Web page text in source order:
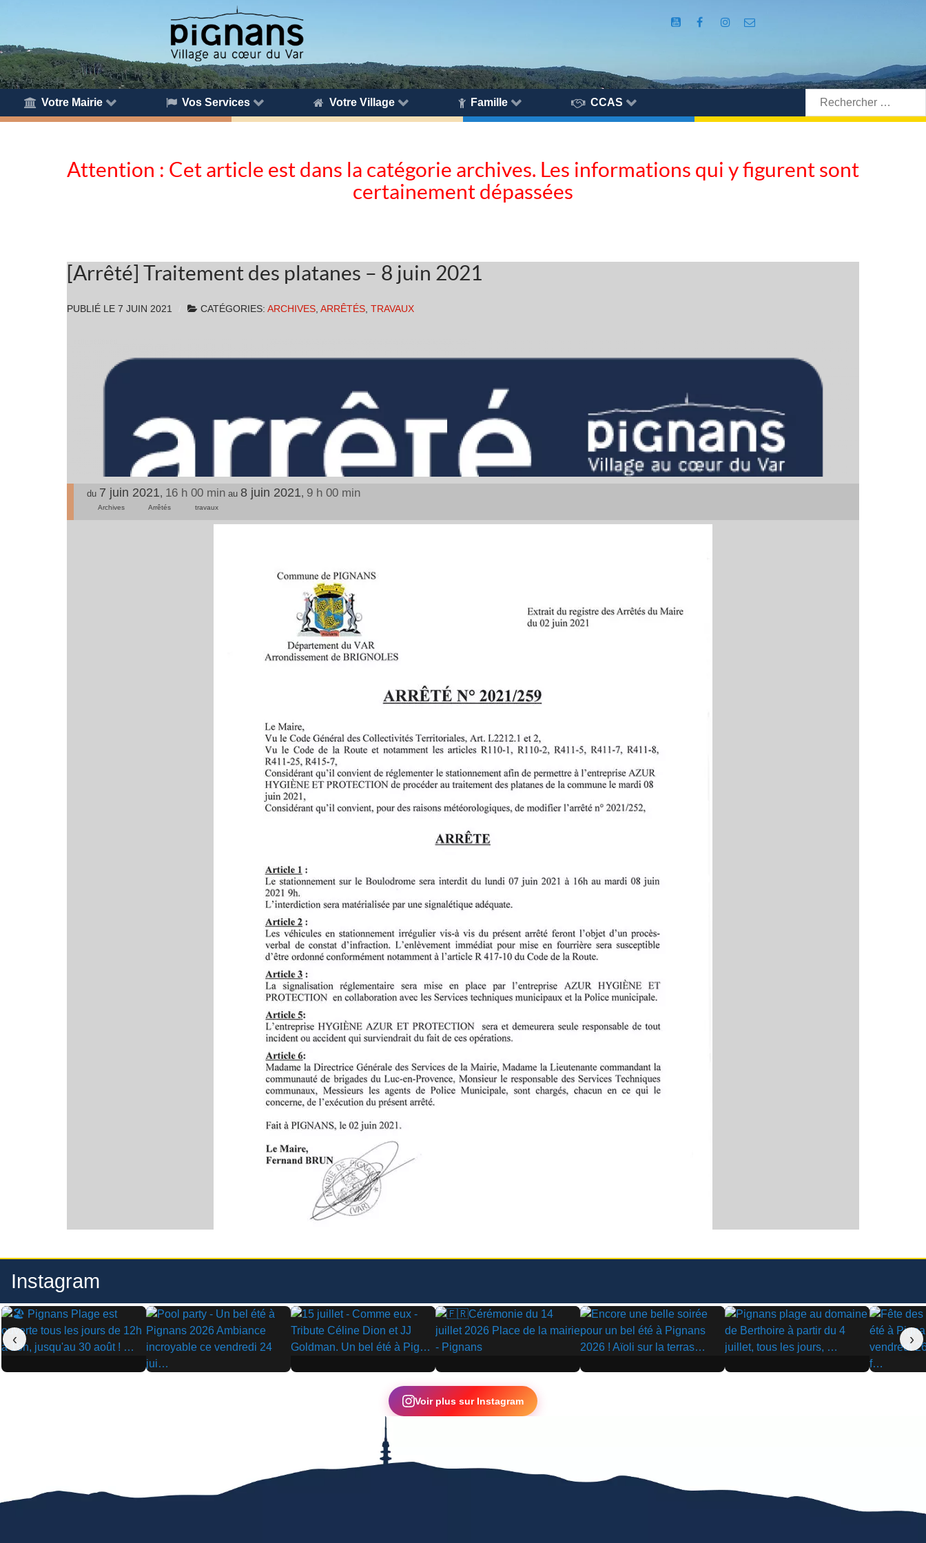
Votre Mairie Vos Services Votre Village Famille CCAS
Rechercher:
Attention : Cet article est dans la catégorie archives. Les informations qui y figurent sont
certainement dépassées
[Arrêté] Traitement des platanes – 8 juin 2021
PUBLIÉ LE 7 JUIN 2021 CATÉGORIES: ARCHIVES ARRÊTÉS TRAVAUX
du 7 juin 2021, 16 h 00 min au 8 juin 2021, 9 h 00 min
Archives Arrêtés travaux
Instagram
▶
▶
▶ ▶ ▶ ▶
▶
‹ ›
Voir plus sur Instagram